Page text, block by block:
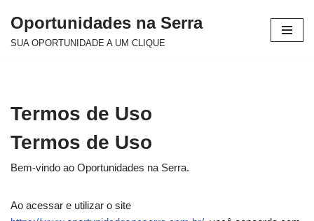
Avançar
Oportunidades na Serra
SUA OPORTUNIDADE A UM CLIQUE
Termos de Uso
Termos de Uso
Bem-vindo ao Oportunidades na Serra.
Ao acessar e utilizar o site